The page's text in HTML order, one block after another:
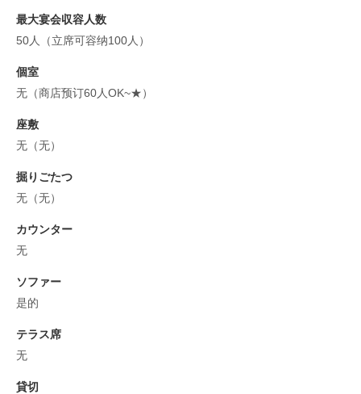
最大宴会収容人数
50人（立席可容纳100人）
個室
无（商店预订60人OK~★）
座敷
无（无）
掘りごたつ
无（无）
カウンター
无
ソファー
是的
テラス席
无
貸切